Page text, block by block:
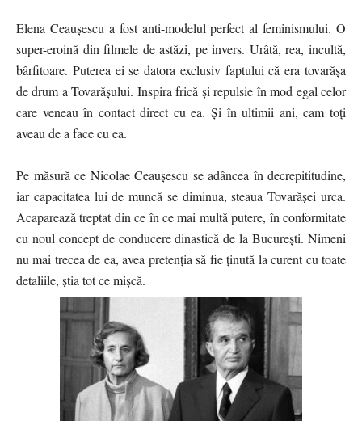
Elena Ceaușescu a fost anti-modelul perfect al feminismului. O
super-eroină din filmele de astăzi, pe invers. Urâtă, rea, incultă,
bârfitoare. Puterea ei se datora exclusiv faptului că era tovarășa
de drum a Tovarășului. Inspira frică și repulsie în mod egal celor
care veneau în contact direct cu ea. Și în ultimii ani, cam toți
aveau de a face cu ea.
Pe măsură ce Nicolae Ceaușescu se adâncea în decrepititudine,
iar capacitatea lui de muncă se diminua, steaua Tovarășei urca.
Acaparează treptat din ce în ce mai multă putere, în conformitate
cu noul concept de conducere dinastică de la București. Nimeni
nu mai trecea de ea, avea pretenția să fie ținută la curent cu toate
detaliile, știa tot ce mișcă.